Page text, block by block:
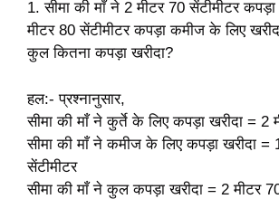
1. सीमा की माँ ने 2 मीटर 70 सेंटीमीटर
मीटर 80 सेंटीमीटर कपड़ा कमीज के लिए
कुल कितना कपड़ा खरीदा?
हल:- प्रश्नानुसार,
सीमा की माँ ने कुर्ते के लिए कपड़ा खरीदा = 2
सीमा की माँ ने कमीज के लिए कपड़ा खरीदा =
सेंटीमीटर
सीमा की माँ ने कुल कपड़ा खरीदा = 2 मीटर